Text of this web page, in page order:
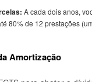
A cada dois anos,
80% de 12 prestações
Amortização